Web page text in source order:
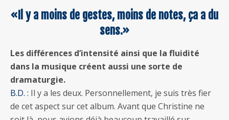
«Il y a moins de gestes, moins de notes, ça a du
sens.»
Les différences d’intensité ainsi que la fluidité
dans la musique créent aussi une sorte de
dramaturgie.
B.D. : Il y a les deux. Personnellement, je suis très fier
de cet aspect sur cet album. Avant que Christine ne